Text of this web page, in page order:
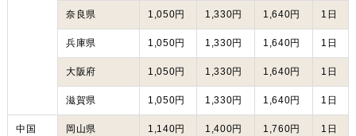
奈良県 1,050円 1,330円 1,640円 1日
兵庫県 1,050円 1,330円 1,640円 1日
大阪府 1,050円 1,330円 1,640円 1日
滋賀県 1,050円 1,330円 1,640円 1日
中国 岡山県 1,140円 1,400円 1,760円 1日